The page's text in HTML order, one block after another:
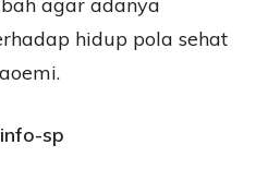
hidup pola sehat
sp